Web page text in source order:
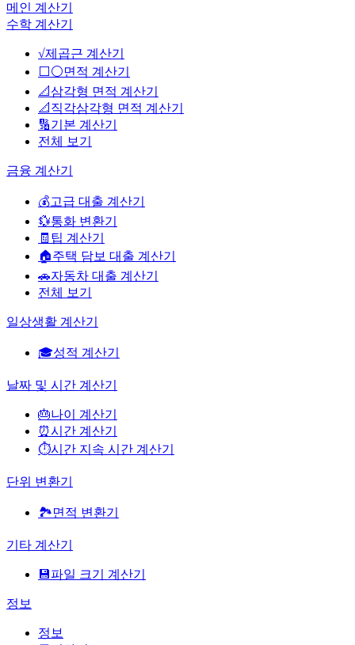
메인 계산기
수학 계산기
√제곱근 계산기
⬜⚪면적 계산기
📐삼각형 면적 계산기
📐 직각삼각형 면적 계산기
🔢기본 계산기
전체 보기
금융 계산기
💰고급 대출 계산기
💱통화 변환기
🧾 팁 계산기
🏠주택 담보 대출 계산기
🚗자동차 대출 계산기
전체 보기
일상생활 계산기
🎓성적 계산기
날짜 및 시간 계산기
🎂나이 계산기
⏰시간 계산기
⏱️시간 지속 시간 계산기
단위 변환기
🏞️면적 변환기
기타 계산기
💾 파일 크기 계산기
정보
정보